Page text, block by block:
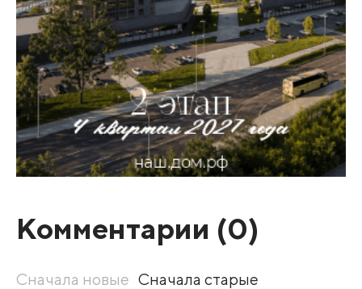
Комментарии (0)
Сначала новые Сначала старые